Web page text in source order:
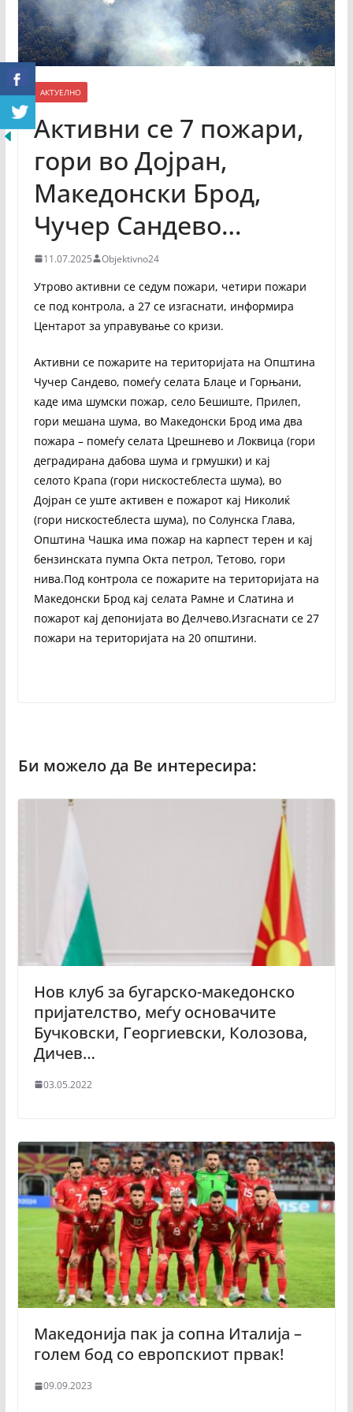
АКТУЕЛНО
Активни се 7 пожари,
гори во Дојран,
Македонски Брод,
Чучер Сандево…
11.07.2025 Objektivno24
Утрово активни се седум пожари, четири пожари
се под контрола, а 27 се изгаснати, информира
Центарот за управување со кризи.
Активни се пожарите на територијата на Општина
Чучер Сандево, помеѓу селата Блаце и Горњани,
каде има шумски пожар, село Бешиште, Прилеп,
гори мешана шума, во Македонски Брод има два
пожара – помеѓу селата Црешнево и Локвица (гори
деградирана дабова шума и грмушки) и кај
селото Крапа (гори нискостеблеста шума), во
Дојран се уште активен е пожарот кај Николиќ
(гори нискостеблеста шума), по Солунска Глава,
Општина Чашка има пожар на карпест терен и кај
бензинската пумпа Окта петрол, Тетово, гори
нива.Под контрола се пожарите на територијата на
Македонски Брод кај селата Рамне и Слатина и
пожарот кај депонијата во Делчево.Изгаснати се 27
пожари на територијата на 20 општини.
Нов клуб за бугарско-македонско
пријателство, меѓу основачите
Бучковски, Георгиевски, Колозова,
Дичев…
03.05.2022
Македонија пак ја сопна Италија –
голем бод со европскиот првак!
09.09.2023